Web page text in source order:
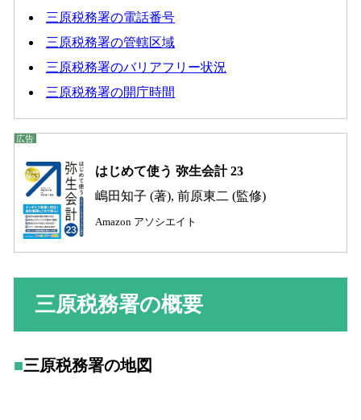
三原税務署の電話番号
三原税務署の管轄区域
三原税務署のバリアフリー状況
三原税務署の開庁時間
はじめて使う 弥生会計 23
嶋田知子 (著), 前原東二 (監修)
Amazon アソシエイト
三原税務署の概要
三原税務署の地図